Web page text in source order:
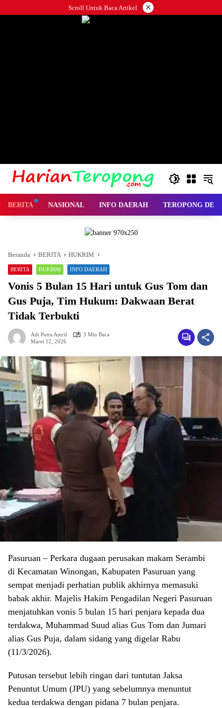
ke
Scroll Untuk Baca Artikel ×
BERITA NASIONAL INFO DAERAH TEROPONG
Beranda BERITA HUKRIM
BERITA HUKRIM INFO DAERAH
Vonis 5 Bulan 15 Hari untuk Gus Tom dan
Gus Puja, Tim Hukum: Dakwaan Berat
Tidak Terbukti
Adi Putra Amril
3 Min Baca
Maret 12, 2026
Pasuruan – Perkara dugaan perusakan makam Serambi
di Kecamatan Winongan, Kabupaten Pasuruan yang
sempat menjadi perhatian publik akhirnya memasuki
babak akhir. Majelis Hakim Pengadilan Negeri Pasuruan
menjatuhkan vonis 5 bulan 15 hari penjara kepada dua
terdakwa, Muhammad Suud alias Gus Tom dan Jumari
alias Gus Puja, dalam sidang yang digelar Rabu
(11/3/2026).
Putusan tersebut lebih ringan dari tuntutan Jaksa
Penuntut Umum (JPU) yang sebelumnya menuntut
kedua terdakwa dengan pidana 7 bulan penjara.